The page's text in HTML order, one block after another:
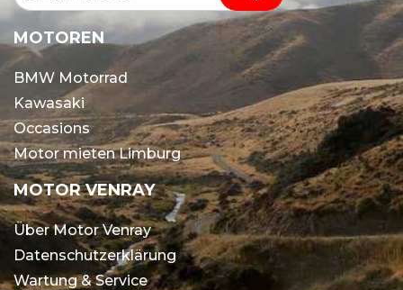
MOTOREN
BMW Motorrad
Kawasaki
Occasions
Motor mieten Limburg
MOTOR VENRAY
Über Motor Venray
Datenschutzerklärung
Wartung & Service